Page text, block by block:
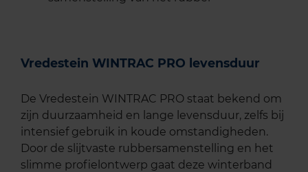
Vredestein WINTRAC PRO levensduur
De Vredestein WINTRAC PRO staat bekend om
zijn duurzaamheid en lange levensduur, zelfs bij
intensief gebruik in koude omstandigheden.
Door de slijtvaste rubbersamenstelling en het
slimme profielontwerp gaat deze winterband